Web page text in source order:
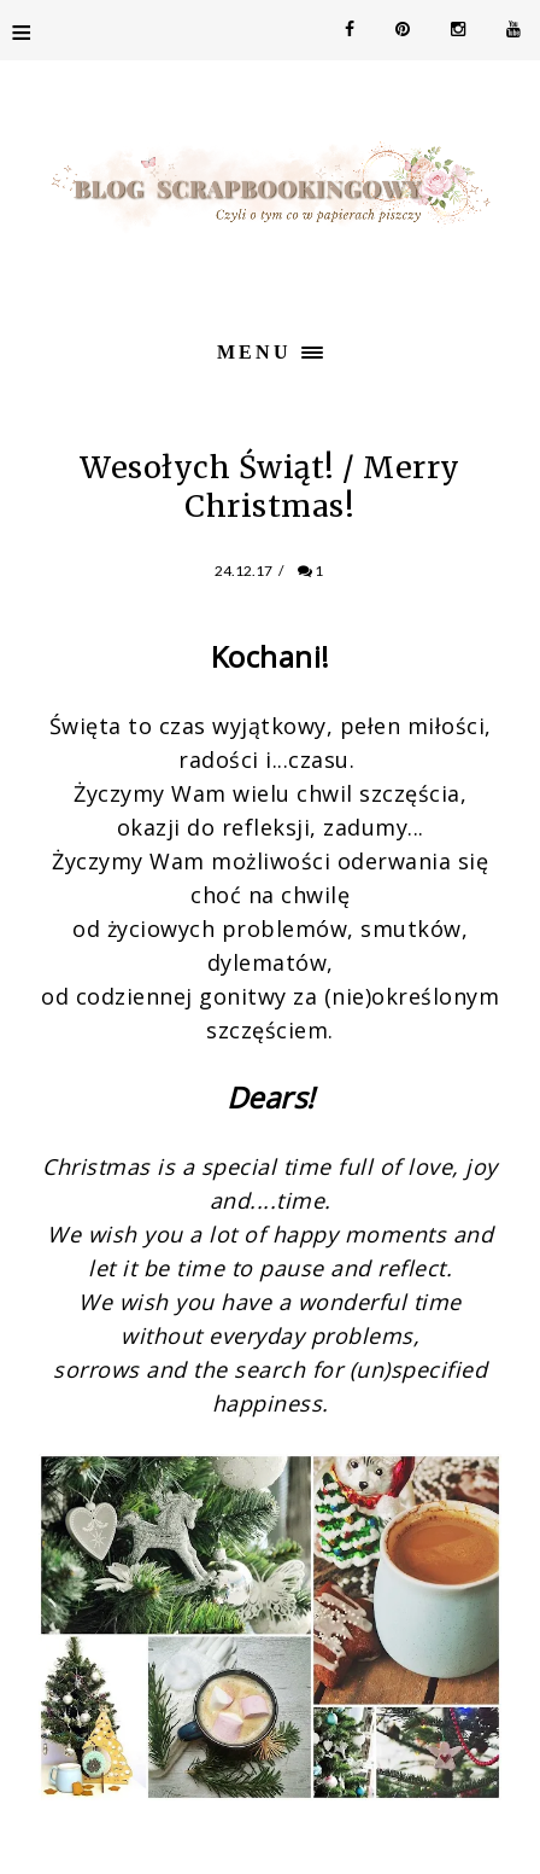
≡
MENU
Wesołych Świąt! / Merry
Christmas!
24.12.17 / 1
Kochani!
Święta to czas wyjątkowy, pełen miłości,
radości i...czasu.
Życzymy Wam wielu chwil szczęścia,
okazji do refleksji, zadumy...
Życzymy Wam możliwości oderwania się
choć na chwilę
od życiowych problemów, smutków,
dylematów,
od codziennej gonitwy za (nie)określonym
szczęściem.
Dears!
Christmas is a special time full of love, joy
and....time.
We wish you a lot of happy moments and
let it be time to pause and reflect.
We wish you have a wonderful time
without everyday problems,
sorrows and the search for (un)specified
happiness.